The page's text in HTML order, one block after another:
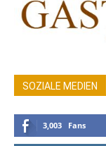
SOZIALE MEDIEN
3,003 Fans